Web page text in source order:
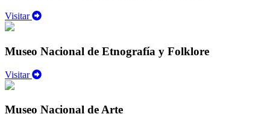
Visitar
Museo Nacional de Etnografía y Folklore
Visitar
Museo Nacional de Arte